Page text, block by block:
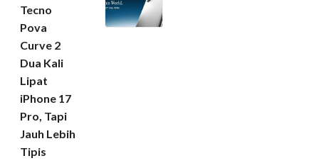
Tecno
Pova
Curve 2
Dua Kali
Lipat
iPhone 17
Pro, Tapi
Jauh Lebih
Tipis